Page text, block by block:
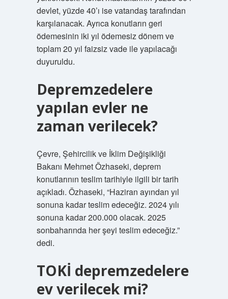
devlet, yüzde 40’ı ise vatandaş tarafından
karşılanacak. Ayrıca konutların geri
ödemesinin iki yıl ödemesiz dönem ve
toplam 20 yıl faizsiz vade ile yapılacağı
duyuruldu.
Depremzedelere
yapılan evler ne
zaman verilecek?
Çevre, Şehircilik ve İklim Değişikliği
Bakanı Mehmet Özhaseki, deprem
konutlarının teslim tarihiyle ilgili bir tarih
açıkladı. Özhaseki, “Haziran ayından yıl
sonuna kadar teslim edeceğiz. 2024 yılı
sonuna kadar 200.000 olacak. 2025
sonbaharında her şeyi teslim edeceğiz.”
dedi.
TOKİ depremzedelere
ev verilecek mi?